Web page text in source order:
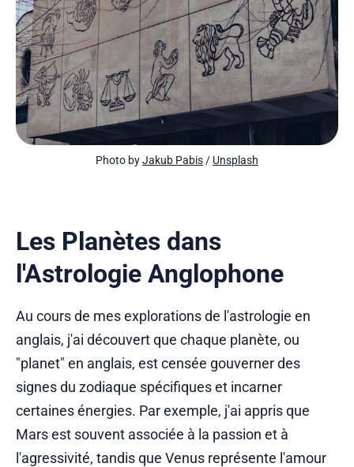
Photo by Jakub Pabis / Unsplash
Les Planètes dans
l'Astrologie Anglophone
Au cours de mes explorations de l'astrologie en
anglais, j'ai découvert que chaque planète, ou
"planet" en anglais, est censée gouverner des
signes du zodiaque spécifiques et incarner
certaines énergies. Par exemple, j'ai appris que
Mars est souvent associée à la passion et à
l'agressivité, tandis que Venus représente l'amour